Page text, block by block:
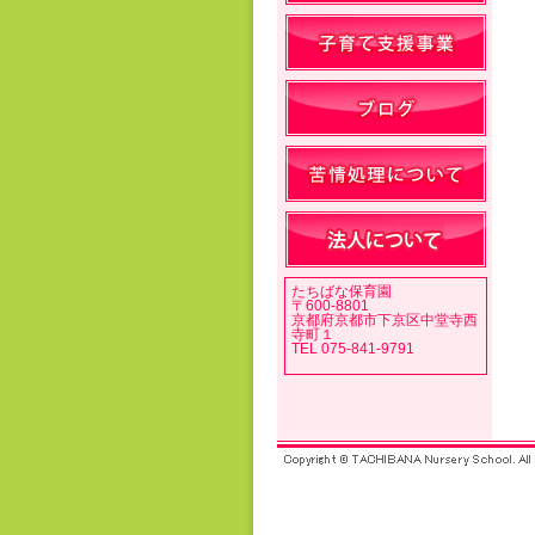
たちばな保育園
〒600-8801
京都府京都市下京区中堂寺西
寺町１
TEL 075-841-9791